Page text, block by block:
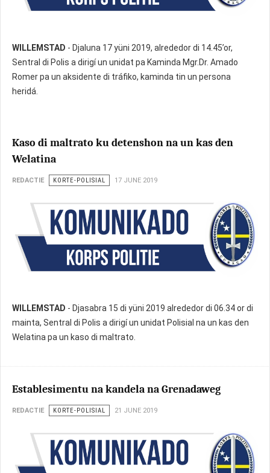
WILLEMSTAD - Djaluna 17 yüni 2019, alrededor di 14.45’or,
Sentral di Polis a dirigí un unidat pa Kaminda Mgr.Dr. Amado
Romer pa un aksidente di tráfiko, kaminda tin un persona
heridá.
Kaso di maltrato ku detenshon na un kas den
Welatina
REDACTIE KORTE-POLISIAL 17 JUNE 2019
WILLEMSTAD - Djasabra 15 di yüni 2019 alrededor di 06.34 or di
mainta, Sentral di Polis a dirigí un unidat Polisial na un kas den
Welatina pa un kaso di maltrato.
Establesimentu na kandela na Grenadaweg
REDACTIE KORTE-POLISIAL 21 JUNE 2019